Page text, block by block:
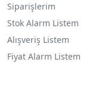
Siparişlerim
Stok Alarm Listem
Alışveriş Listem
Fiyat Alarm Listem